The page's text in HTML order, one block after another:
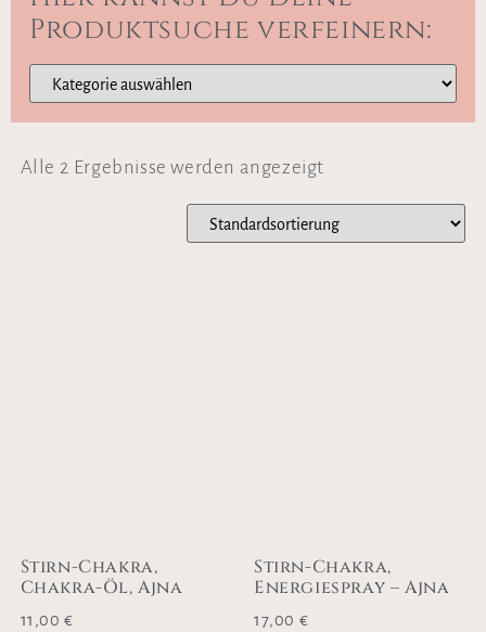
Produktsuche verfeinern:
Alle 2 Ergebnisse werden angezeigt
Stirn-Chakra,
Chakra-Öl, Ajna
11,00€
Stirn-Chakra,
Energiespray – Ajna
17,00 €